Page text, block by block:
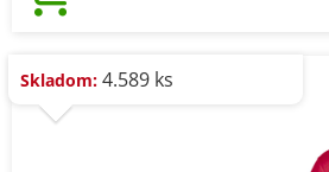
Skladom: 4.589 ks